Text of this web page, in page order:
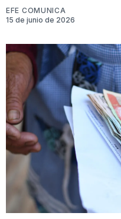
EFE COMUNICA
15 de junio de 2026